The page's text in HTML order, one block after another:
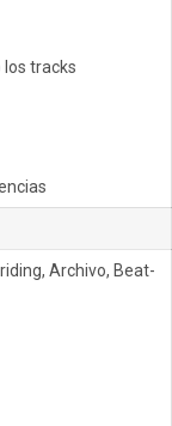
los tracks
Archivo, Beat-